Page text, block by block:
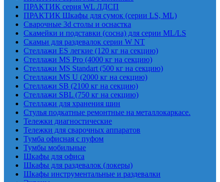
ПРАКТИК серия WL ЛДСП
ПРАКТИК Шкафы для сумок (серии LS, ML)
Сварочные 3d столы и оснастка
Скамейки и подставки (сосна) для серии ML/LS
Скамьи для раздевалок серии W NT
Стеллажи ES легкие (120 кг на секцию)
Стеллажи MS Pro (4000 кг на секцию)
Стеллажи MS Standart (500 кг на секцию)
Стеллажи MS U (2000 кг на секцию)
Стеллажи SB (2100 кг на секцию)
Стеллажи SBL (750 кг на секцию)
Стеллажи для хранения шин
Стулья подкатные ремонтные на металлокаркасе.
Тележки диагностические
Тележки для сварочных аппаратов
Тумба офисная с пуфом
Тумбы мобильные
Шкафы для офиса
Шкафы для раздевалок (локеры)
Шкафы инструментальные и раздевалки